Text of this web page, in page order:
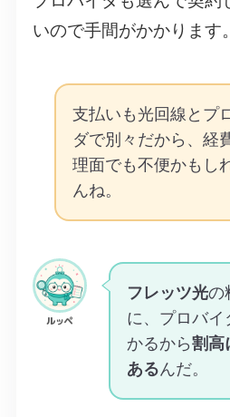
いので手間がかかります。
支払いも光回線とプ
ダで別々だから、経
理面でも不便かもし
んね。
ルッペ
フレッツ光の
に、プロバ
かるから割高
あるんだ。